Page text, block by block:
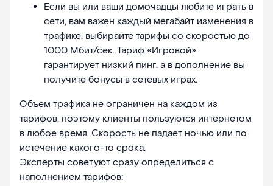
Если вы или ваши домочадцы любите играть в
сети, вам важен каждый мегабайт изменения в
трафике, выбирайте тарифы со скоростью до
1000 Мбит/сек. Тариф «Игровой»
гарантирует низкий пинг, а в дополнение вы
получите бонусы в сетевых играх.
Объем трафика не ограничен на каждом из
тарифов, поэтому клиенты пользуются интернетом
в любое время. Скорость не падает ночью или по
истечение какого-то срока.
Эксперты советуют сразу определиться с
наполнением тарифов: